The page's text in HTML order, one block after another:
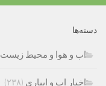
دسته‌ها
اب و هوا و محیط زیست
اخبار اب و ابیاری (۲۳۸)